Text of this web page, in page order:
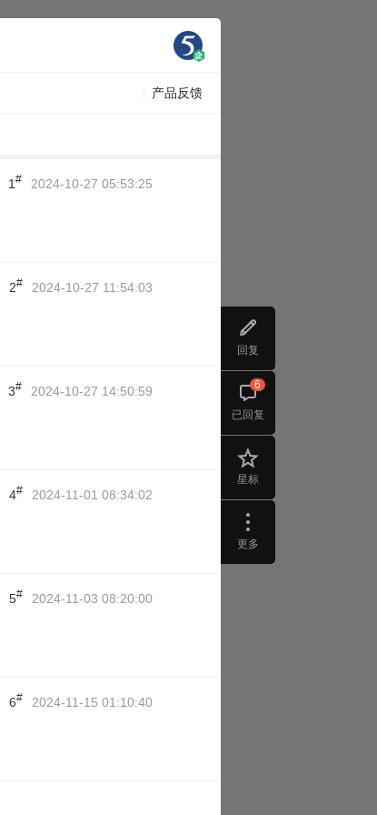
回复
已回复
6
星标
更多
产品反馈
1 # 2024-10-27 05:53:25
2# 2024-10-27 11:54:03
3# 2024-10-27 14:50:59
4# 2024-11-01 08:34:02
5# 2024-11-03 08:20:00
6# 2024-11-15 01:10:40